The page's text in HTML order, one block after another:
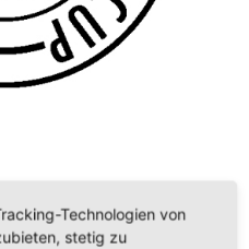
Technologien von
stetig zu